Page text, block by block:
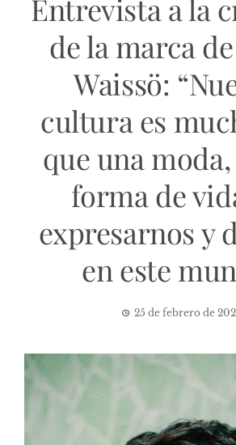
Entrevista a la
de la marca
Waissö:
cultura es
que una moda,
forma de
expresarnos y
en este
25 de febrero de